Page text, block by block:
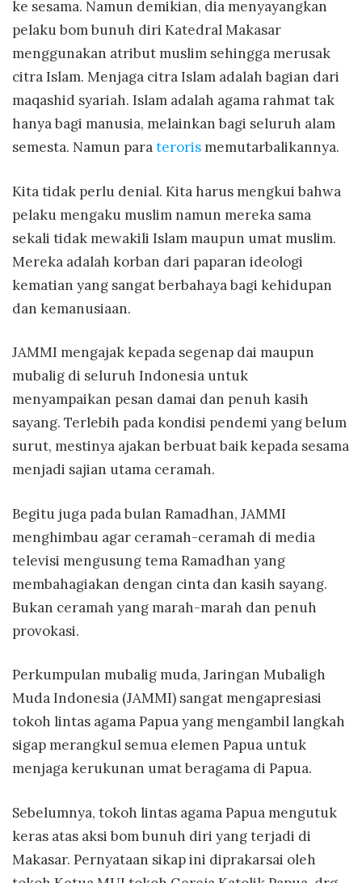
ke sesama. Namun demikian, dia menyayangkan
pelaku bom bunuh diri Katedral Makasar
menggunakan atribut muslim sehingga merusak
citra Islam. Menjaga citra Islam adalah bagian dari
maqashid syariah. Islam adalah agama rahmat tak
hanya bagi manusia, melainkan bagi seluruh alam
semesta. Namun parateroris memutarbalikannya.
Kita tidak perlu denial. Kita harus mengkui bahwa
pelaku mengaku muslim namun mereka sama
sekali tidak mewakili Islam maupun umat muslim.
Mereka adalah korban dari paparan ideologi
kematian yang sangat berbahaya bagi kehidupan
dan kemanusiaan.
JAMMI mengajak kepada segenap dai maupun
mubalig di seluruh Indonesia untuk
menyampaikan pesan damai dan penuh kasih
sayang. Terlebih pada kondisi pendemi yang belum
surut, mestinya ajakan berbuat baik kepada sesama
menjadi sajian utama ceramah.
Begitu juga pada bulan Ramadhan, JAMMI
menghimbau agar ceramah-ceramah di media
televisi mengusung tema Ramadhan yang
membahagiakan dengan cinta dan kasih sayang.
Bukan ceramah yang marah-marah dan penuh
provokasi.
Perkumpulan mubalig muda, Jaringan Mubaligh
Muda Indonesia (JAMMI) sangat mengapresiasi
tokoh lintas agama Papua yang mengambil langkah
sigap merangkul semua elemen Papua untuk
menjaga kerukunan umat beragama di Papua.
Sebelumnya, tokoh lintas agama Papua mengutuk
keras atas aksi bom bunuh diri yang terjadi di
Makasar. Pernyataan sikap ini diprakarsai oleh